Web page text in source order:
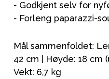
- Godkjent selv for
- Forleng paparazzi-
Mål sammenfoldet:
42 cm | Høyde: 18 cm
Vekt: 6,7 kg